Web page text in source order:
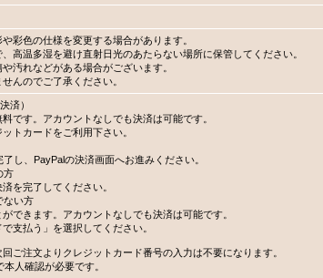
彩色の仕様を変更する場合があります。
高温多湿を避け直射日光のあたらない場所に保管してください。
汚れなどがある場合がございます。
んのでご了承ください。
済）
です。アカウントなしでも決済は可能です。
トカードをご利用下さい。
し、PayPalの決済画面へお進みください。
方
完了してください。
ない方
きます。アカウントなしでも決済は可能です。
払う」を選択してください。
ご注文よりクレジットカード番号の入力は不要になります。
人確認が必要です。